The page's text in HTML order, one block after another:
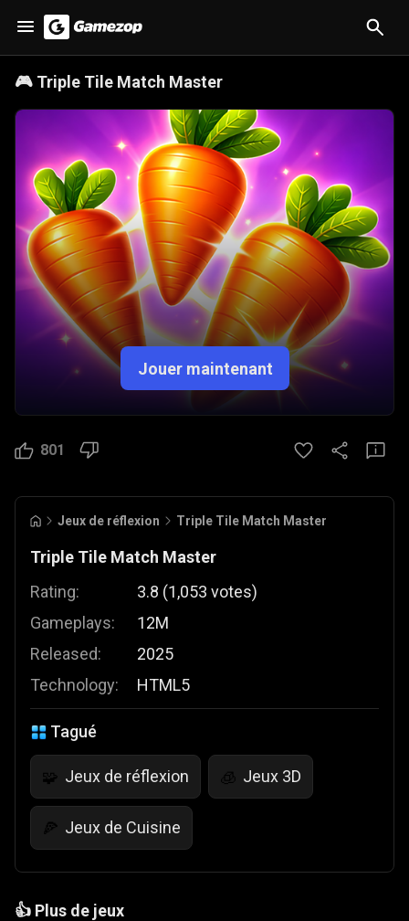
🎮 Triple Tile Match Master
Jouer maintenant
801
Jeux de réflexion Triple Tile Match Master
Triple Tile Match Master
Rating:
Gameplays:
Released:
Technology:
3.8 (1,053 votes)
12M
2025
HTML5
Tagué
🧩 Jeux de réflexion 🧊 Jeux 3D
🍕 Jeux de Cuisine
👍 Plus de jeux